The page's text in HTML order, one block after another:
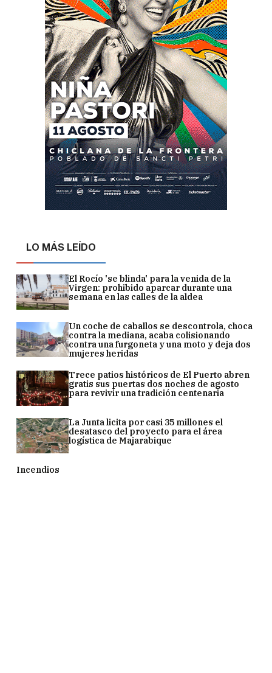
LO MÁS LEÍDO
El Rocío 'se blinda' para la venida de la
Virgen: prohibido aparcar durante una
semana en las calles de la aldea
Un coche de caballos se descontrola, choca
contra la mediana, acaba colisionando
contra una furgoneta y una moto y deja dos
mujeres heridas
Trece patios históricos de El Puerto abren
gratis sus puertas dos noches de agosto
para revivir una tradición centenaria
La Junta licita por casi 35 millones el
desatasco del proyecto para el área
logística de Majarabique
Incendios